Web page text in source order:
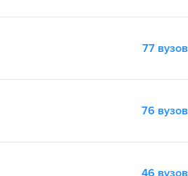
77 вузов
76 вузов
46 вузов